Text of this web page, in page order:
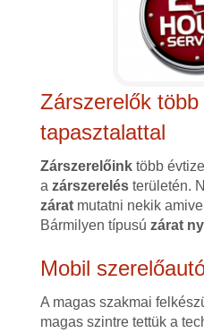
Zárszerelők
tapasztalattal
Zárszerelőinktöbb
a zárszerelésterületén.
záratmutatni nekik
Bármilyen típusú zárat
Mobil
A magas szakmai
magas szintre tettük a